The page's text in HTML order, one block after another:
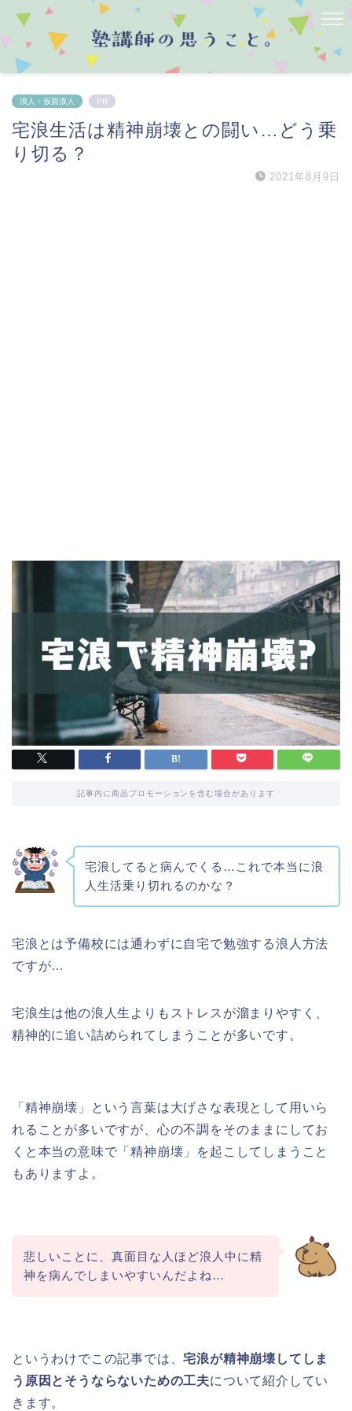
浪人・仮面浪人 PR
宅浪生活は精神崩壊との闘い…どう乗
り切る？
2021年8月9日
記事内に商品プロモーションを含む場合があります
宅浪してると病んでくる…これで本当に浪
人生活乗り切れるのかな？
宅浪とは予備校には通わずに自宅で勉強する浪人方法
ですが…
宅浪生は他の浪人生よりもストレスが溜まりやすく、
精神的に追い詰められてしまうことが多いです。
「精神崩壊」という言葉は大げさな表現として用いら
れることが多いですが、心の不調をそのままにしてお
くと本当の意味で「精神崩壊」を起こしてしまうこと
もありますよ。
悲しいことに、真面目な人ほど浪人中に精
神を病んでしまいやすいんだよね…
というわけでこの記事では、宅浪が精神崩壊してしま
う原因とそうならないための工夫について紹介してい
きます。